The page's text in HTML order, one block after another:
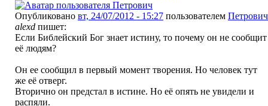
Опубликовано вт, 24/07/2012 - 15:27 пользователем Петрович
alexd пишет:
Если Библейский Бог знает истину, то почему он не сообщит
её людям?
Он ее сообщил в первый момент творения. Но человек тут
же её отверг.
Вторично он предстал в истине. Но её опять не увидели и
распяли.